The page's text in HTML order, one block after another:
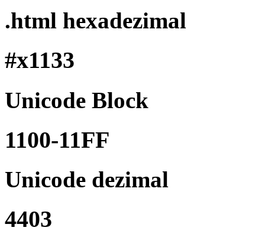
.html hexadezimal
#x1133
Unicode Block
1100-11FF
Unicode dezimal
4403